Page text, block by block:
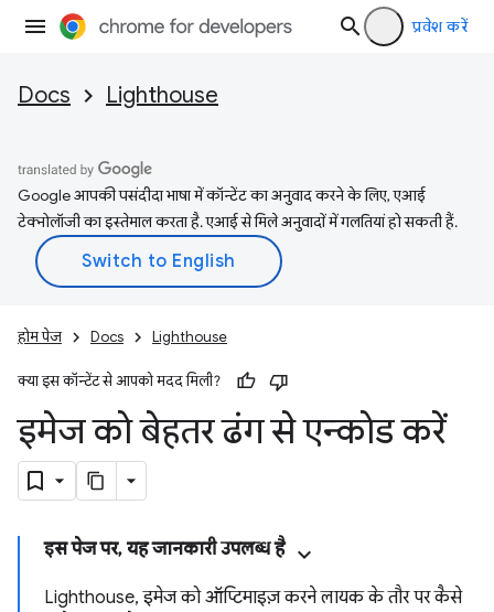
प्रवेश करें
Docs Lighthouse
Google आपकी पसंदीदा भाषा में कॉन्टेंट का अनुवाद करने के लिए, एआई
टेक्नोलॉजी का इस्तेमाल करता है. एआई से मिले अनुवादों में गलतियां हो सकती हैं.
होम पेज Docs Lighthouse
क्या इस कॉन्टेंट से आपको मदद मिली?
इमेज को बेहतर ढंग से एन्कोड करें
इस पेज पर, यह जानकारी उपलब्ध है
Lighthouse, इमेज को ऑप्टिमाइज़ करने लायक के तौर पर कैसे